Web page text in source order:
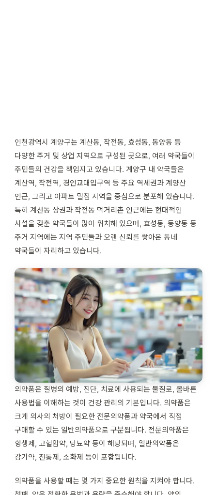
인천광역시 계양구는 계산동, 작전동, 효성동, 동양동 등
다양한 주거 및 상업 지역으로 구성된 곳으로, 여러 약국들이
주민들의 건강을 책임지고 있습니다. 계양구 내 약국들은
계산역, 작전역, 경인교대입구역 등 주요 역세권과 계양산
인근, 그리고 아파트 밀집 지역을 중심으로 분포해 있습니다.
특히 계산동 상권과 작전동 먹거리촌 인근에는 현대적인
시설을 갖춘 약국들이 많이 위치해 있으며, 효성동, 동양동 등
주거 지역에는 지역 주민들과 오랜 신뢰를 쌓아온 동네
약국들이 자리하고 있습니다.
의약품은 질병의 예방, 진단, 치료에 사용되는 물질로, 올바른
사용법을 이해하는 것이 건강 관리의 기본입니다. 의약품은
크게 의사의 처방이 필요한 전문의약품과 약국에서 직접
구매할 수 있는 일반의약품으로 구분됩니다. 전문의약품은
항생제, 고혈압약, 당뇨약 등이 해당되며, 일반의약품은
감기약, 진통제, 소화제 등이 포함됩니다.
의약품을 사용할 때는 몇 가지 중요한 원칙을 지켜야 합니다.